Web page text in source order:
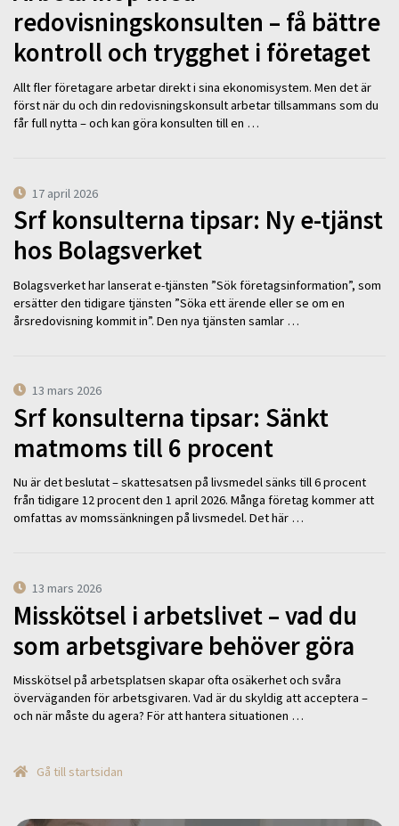
redovisningskonsulten – få bättre
kontroll och trygghet i företaget
Allt fler företagare arbetar direkt i sina ekonomisystem. Men det är
först när du och din redovisningskonsult arbetar tillsammans som du
får full nytta – och kan göra konsulten till en …
17 april 2026
Srf konsulterna tipsar: Ny e-tjänst
hos Bolagsverket
Bolagsverket har lanserat e-tjänsten ”Sök företagsinformation”, som
ersätter den tidigare tjänsten ”Söka ett ärende eller se om en
årsredovisning kommit in”. Den nya tjänsten samlar …
13 mars 2026
Srf konsulterna tipsar: Sänkt
matmoms till 6 procent
Nu är det beslutat – skattesatsen på livsmedel sänks till 6 procent
från tidigare 12 procent den 1 april 2026. Många företag kommer att
omfattas av momssänkningen på livsmedel. Det här …
13 mars 2026
Misskötsel i arbetslivet – vad du
som arbetsgivare behöver göra
Misskötsel på arbetsplatsen skapar ofta osäkerhet och svåra
överväganden för arbetsgivaren. Vad är du skyldig att acceptera –
och när måste du agera? För att hantera situationen …
Gå till startsidan